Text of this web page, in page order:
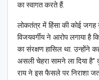
का स्वागत करते हैं.
लोकतंत्र में हिंसा की कोई जगह
विजयवर्गीय ने आरोप लगाया है
का संरक्षण हासिल था. उन्होंने
असली चेहरा सामने ला दिया
राय ने इस फैसले पर निराशा